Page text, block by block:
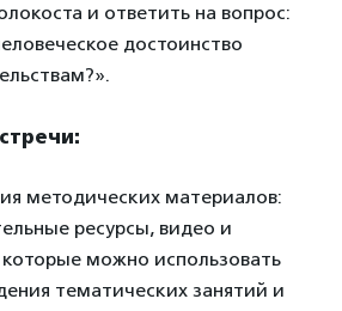
и ответить на вопрос:
достоинство
методических материалов:
ресурсы, видео и
можно использовать
тематических занятий и